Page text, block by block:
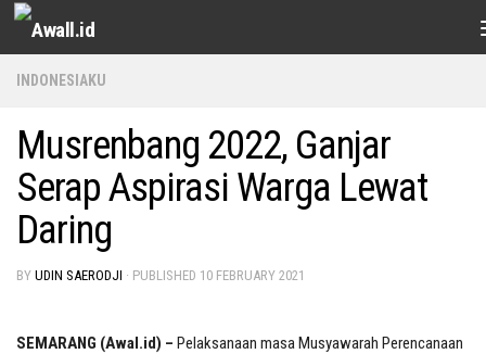
Skip to content
INDONESIAKU
Musrenbang 2022, Ganjar
Serap Aspirasi Warga Lewat
Daring
BY UDIN SAERODJI · PUBLISHED 10 FEBRUARY 2021
SEMARANG (Awal.id) – Pelaksanaan masa Musyawarah Perencanaan